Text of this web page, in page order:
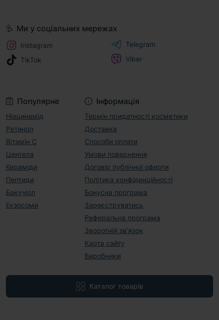
Популярне
Ніацинамід
Ретинол
Вітамін С
Центела
Кераміди
Пептиди
Бакучіол
Екзосоми
Інформація
Термін придатності косметики
Доставка
Способи оплати
Умови повернення
Договір публічної оферти
Політика конфіденційності
Бонусна програма
Зареєструватись
Реферальна програма
Зворотній зв’язок
Карта сайту
Виробники
Каталог товарів
Ми у соціальних мережах
Instagram
TikTok
Telegram
Viber